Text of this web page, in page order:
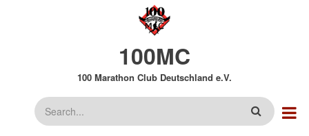
100MC
100 Marathon Club Deutschland e.V.
Suche